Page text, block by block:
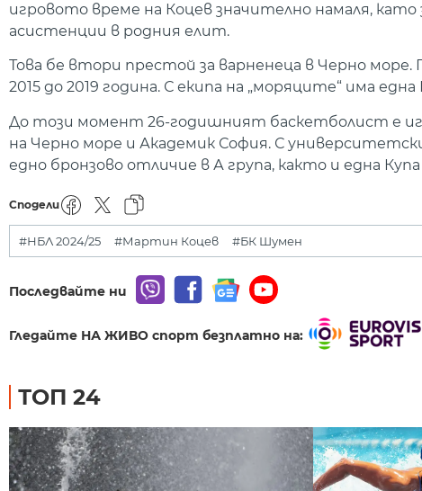
игровото време на Коцев значително намаля, като
асистенции в родния елит.
Това бе втори престой за варненеца в Черно
2015 до 2019 година. С екипа на „моряците“ има
До този момент 26-годишният баскетболист е
на Черно море и Академик София. С
едно бронзово отличие в А група, както и една
Сподели
#НБЛ 2024/25 #Мартин Коцев #БК Шумен
Последвайте ни
Гледайте НА ЖИВО спорт безплатно на:
ТОП 24